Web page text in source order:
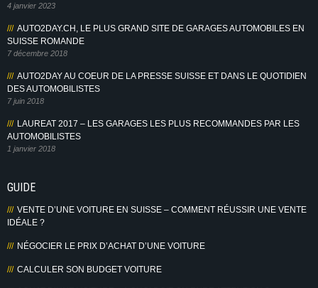
4 janvier 2023
AUTO2DAY.CH, LE PLUS GRAND SITE DE GARAGES AUTOMOBILES EN
SUISSE ROMANDE
7 décembre 2018
AUTO2DAY AU COEUR DE LA PRESSE SUISSE ET DANS LE QUOTIDIEN
DES AUTOMOBILISTES
7 juin 2018
LAUREAT 2017 – LES GARAGES LES PLUS RECOMMANDES PAR LES
AUTOMOBILISTES
1 janvier 2018
GUIDE
VENTE D’UNE VOITURE EN SUISSE – COMMENT RÉUSSIR UNE VENTE
IDÉALE ?
NÉGOCIER LE PRIX D’ACHAT D’UNE VOITURE
CALCULER SON BUDGET VOITURE